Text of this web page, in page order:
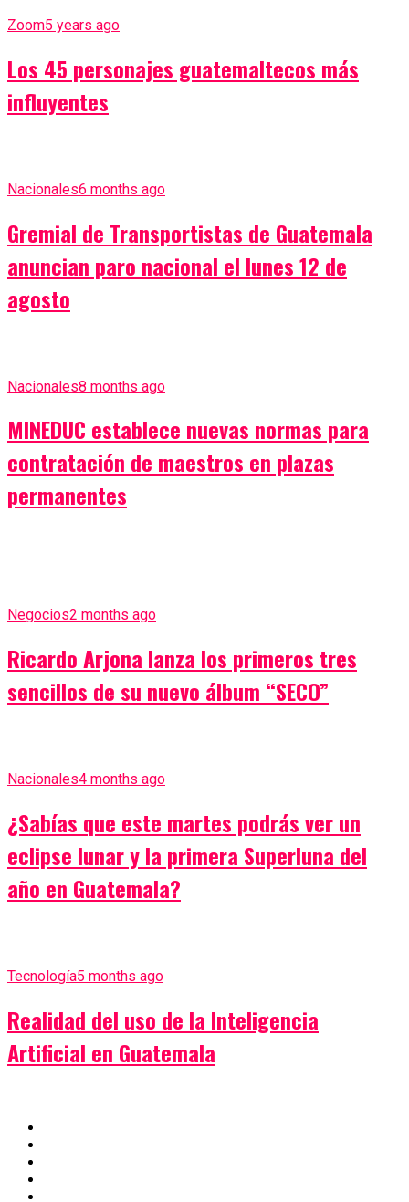
Zoom5 years ago
Los 45 personajes guatemaltecos más
influyentes
Nacionales6 months ago
Gremial de Transportistas de Guatemala
anuncian paro nacional el lunes 12 de
agosto
Nacionales8 months ago
MINEDUC establece nuevas normas para
contratación de maestros en plazas
permanentes
Negocios2 months ago
Ricardo Arjona lanza los primeros tres
sencillos de su nuevo álbum “SECO”
Nacionales4 months ago
¿Sabías que este martes podrás ver un
eclipse lunar y la primera Superluna del
año en Guatemala?
Tecnología5 months ago
Realidad del uso de la Inteligencia
Artificial en Guatemala